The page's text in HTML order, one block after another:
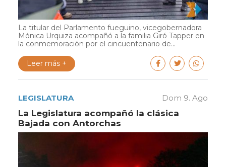
La titular del Parlamento fueguino, vicegobernadora
Mónica Urquiza acompañó a la familia Giró Tapper en
la conmemoración por el cincuentenario de...
Leer más +
LEGISLATURA Dom 9. Ago
La Legislatura acompañó la clásica
Bajada con Antorchas